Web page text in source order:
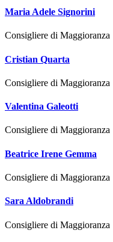
Maria Adele Signorini
Consigliere di Maggioranza
Cristian Quarta
Consigliere di Maggioranza
Valentina Galeotti
Consigliere di Maggioranza
Beatrice Irene Gemma
Consigliere di Maggioranza
Sara Aldobrandi
Consigliere di Maggioranza